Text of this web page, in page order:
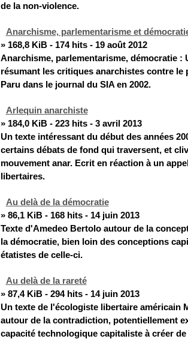
de la non-violence.
Anarchisme, parlementarisme et
» 168,8 KiB - 174 hits - 19 août 2012
Anarchisme, parlementarisme, démocratie :
résumant les critiques anarchistes contre le
Paru dans le journal du SIA en 2002.
Arlequin anarchiste
» 184,0 KiB - 223 hits - 3 avril 2013
Un texte intéressant du début des années
certains débats de fond qui traversent, et
mouvement anar. Ecrit en réaction à un
libertaires.
Au delà de la démocratie
» 86,1 KiB - 168 hits - 14 juin 2013
Texte d'Amedeo Bertolo autour de la
la démocratie, bien loin des conceptions
étatistes de celle-ci.
Au delà de la rareté
» 87,4 KiB - 294 hits - 14 juin 2013
Un texte de l'écologiste libertaire américain
autour de la contradiction, potentiellement
capacité technologique capitaliste à créer